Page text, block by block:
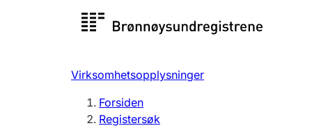
Registersøk
Registrere, endre, slette
Virksomhetsopplysninger
Forsiden
Registersøk